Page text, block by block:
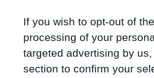
If you wish to opt-out of
processing of your
targeted advertising by
section to confirm your